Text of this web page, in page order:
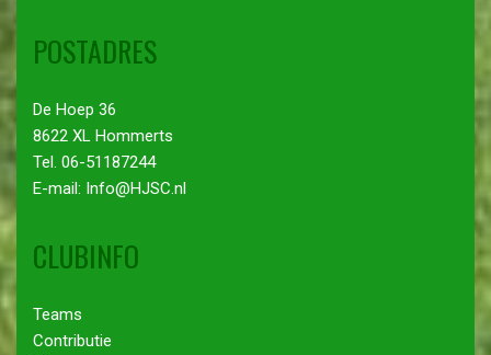
POSTADRES
De Hoep 36
8622 XL Hommerts
Tel. 06-51187244
E-mail: Info@HJSC.nl
CLUBINFO
Teams
Contributie